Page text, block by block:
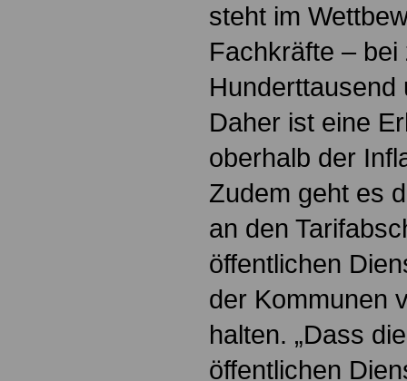
steht im
Fachkräfte –
Hunderttausend
Daher ist eine
oberhalb der
Zudem geht es
an den
öffentlichen
der Kommunen
halten. „Dass
öffentlichen